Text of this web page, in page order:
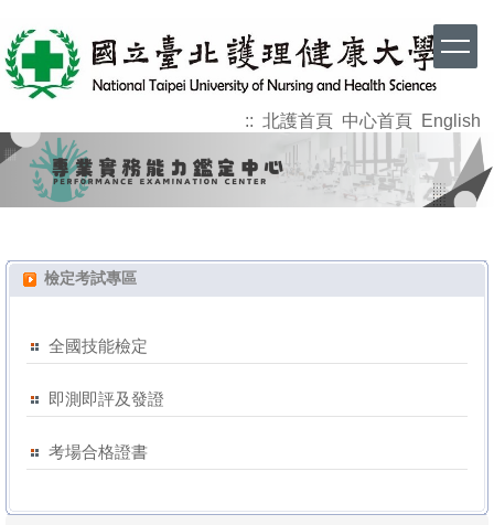
到
主
要
容
區
:: 北護首頁 中心首頁 English
檢定考試專區
全國技能檢定
即測即評及發證
考場合格證書